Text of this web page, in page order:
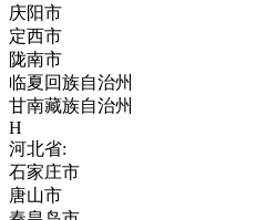
庆阳市
定西市
陇南市
临夏回族自治州
甘南藏族自治州
H
河北省:
石家庄市
唐山市